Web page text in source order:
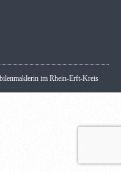
im Rhein-Erft-Kreis